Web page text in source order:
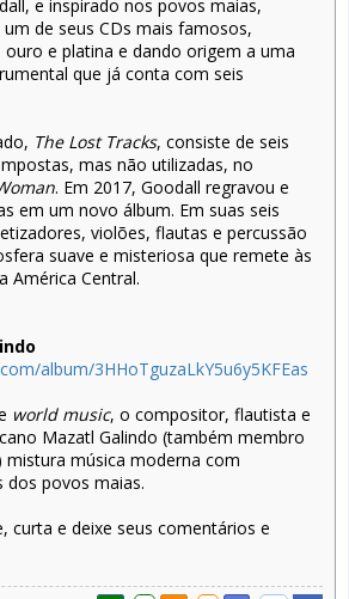
e inspirado nos povos maias,
um de seus CDs mais famosos,
ouro e platina e dando origem a uma
que já conta com seis
The Lost Tracks, consiste de seis
mas não utilizadas, no
. Em 2017, Goodall regravou e
em um novo álbum. Em suas seis
violões, flautas e percussão
suave e misteriosa que remete às
América Central.
album/3HHoTguzaLkY5u6y5KFEas
world music, o compositor, flautista e
Mazatl Galindo (também membro
mistura música moderna com
povos maias.
curta e deixe seus comentários e